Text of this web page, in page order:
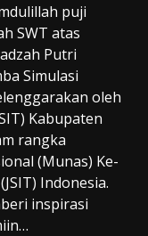
puji
SWT atas
Putri
Simulasi
oleh
Kabupaten
rangka
(Munas) Ke-
Indonesia.
inspirasi